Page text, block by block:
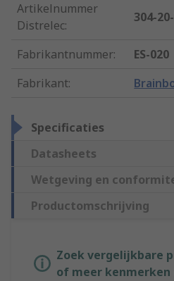
Artikelnummer
Distrelec:
304-
Fabrikantnummer:
ES-020
Fabrikant:
Specificaties
Datasheets
Wetgeving en
Productomschrijving
Zoek vergelijkbare
of meer